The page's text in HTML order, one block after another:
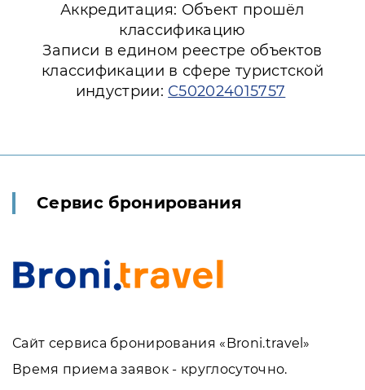
Аккредитация: Объект прошёл
классификацию
Записи в едином реестре объектов
классификации в сфере туристской
индустрии: С502024015757
Сервис бронирования
Сайт сервиса бронирования «Broni.travel»
Время приема заявок - круглосуточно.